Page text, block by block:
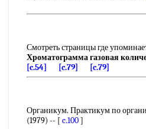
Смотреть страницы где
Хроматограмма газовая
[c.54]
[c.79] [c.79]
Органикум. Практикум по
(1979) -- [ c.100]